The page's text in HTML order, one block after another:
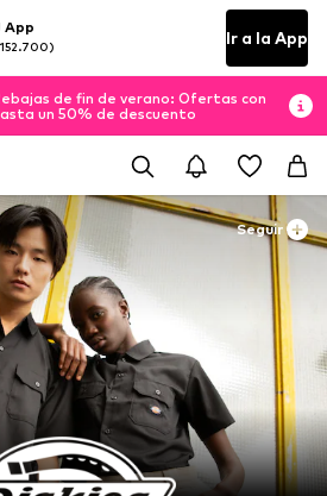
App
Ir a la App
de fin de verano: Ofertas con
un 50% de descuento
Seguir